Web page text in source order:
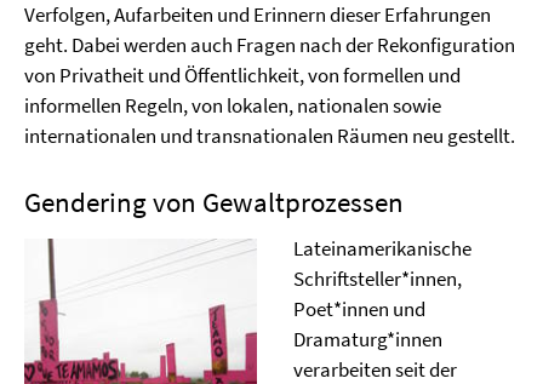
Verfolgen, Aufarbeiten und Erinnern dieser Erfahrungen
geht. Dabei werden auch Fragen nach der Rekonfiguration
von Privatheit und Öffentlichkeit, von formellen und
informellen Regeln, von lokalen, nationalen sowie
internationalen und transnationalen Räumen neu gestellt.
Gendering von Gewaltprozessen
Lateinamerikanische
Schriftsteller*innen,
Poet*innen und
Dramaturg*innen
verarbeiten seit der